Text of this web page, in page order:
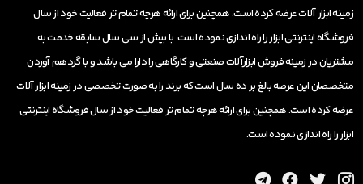
زمینه ابزار آلات عرضه کرده است. همچنین برای ارائه هرچه تمام تر فعالیت خود از سال
فروشگاه اینترنتی ابزار را راه اندازی نموده است. با بیش از سی سال سابقه خدمت به
مشتریان در زمینه فروش ابزارآلات صنعتی و کارگاهی را دارا می باشد و با گردهم آوردن
متخصصان این عرصه بالغ بر ده سال است که برند را به صورت تخصصی در زمینه ابزار آلات
عرضه کرده است. همچنین برای ارائه هرچه تمام تر فعالیت خود از سال فروشگاه اینترنتی
ابزار را راه اندازی نموده است.